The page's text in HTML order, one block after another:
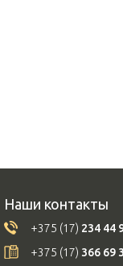
Наши контакты
+375 (17) 234 44
+375 (17) 366 69